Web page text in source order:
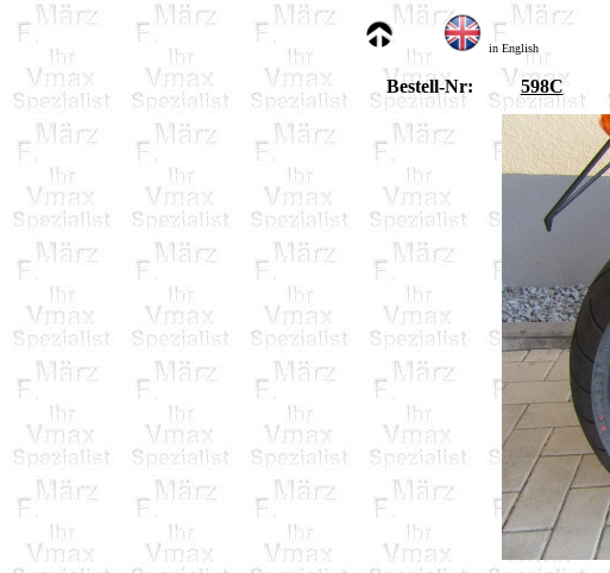
in English
Bestell-Nr: 598C